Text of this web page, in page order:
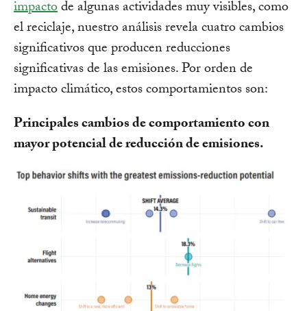
impactode algunas actividades muy visibles, como
el reciclaje, nuestro análisis revela cuatro cambios
significativos que producen reducciones
significativas de las emisiones. Por orden de
impacto climático, estos comportamientos son:
Principales cambios de comportamiento con
mayor potencial de reducción de emisiones.